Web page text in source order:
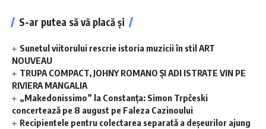
S-ar putea să vă placă și
Sunetul viitorului rescrie istoria muzicii în stil ART
NOUVEAU
TRUPA COMPACT, JOHNY ROMANO ȘI ADI ISTRATE VIN PE
RIVIERA MANGALIA
„Makedonissimo” la Constanța: Simon Trpčeski
concertează pe 8 august pe Faleza Cazinoului
Recipientele pentru colectarea separată a deșeurilor ajung